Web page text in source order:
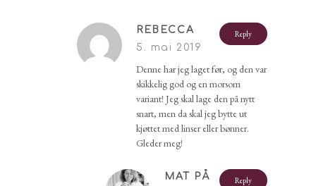
Reply
REBECCA
5. mai 2019
Denne har jeg laget før, og den var
skikkelig god og en morsom
variant! Jeg skal lage den på nytt
snart, men da skal jeg bytte ut
kjøttet med linser eller bønner.
Gleder meg!
Reply
MAT PÅ